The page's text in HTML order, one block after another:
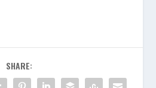
SHARE: